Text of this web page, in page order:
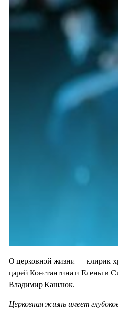
О церковной жизни — клирик
царей Константина и Елены в
Владимир Кашлюк.
Церковная жизнь имеет